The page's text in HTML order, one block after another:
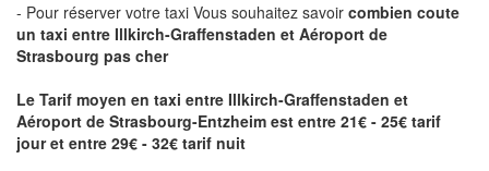
- Pour réserver votre taxi Vous souhaitez savoir combien coute
un taxi entre Illkirch-Graffenstaden et Aéroport de
Strasbourg pas cher
Le Tarif moyen en taxi entre Illkirch-Graffenstaden et
Aéroport de Strasbourg-Entzheim est entre 21€ - 25€ tarif
jour et entre 29€ - 32€ tarif nuit